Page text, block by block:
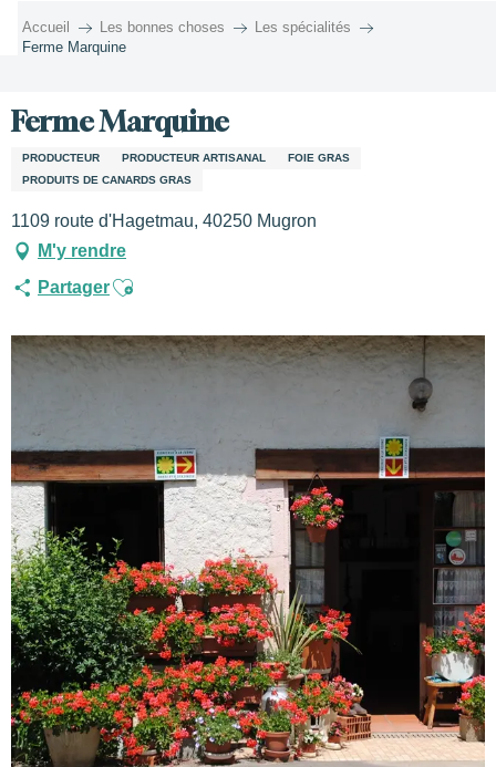
Accueil Les bonnes choses
Les spécialités
Ferme Marquine
Ferme Marquine
PRODUCTEUR PRODUCTEUR ARTISANAL
FOIE GRAS
PRODUITS DE CANARDS GRAS
1109 route d'Hagetmau, 40250 Mugron
M'y rendre
PartagerAjouter aux favoris